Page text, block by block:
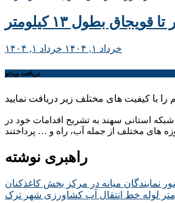
بطول ۱۳ کیلومتر
خرداد ۱, ۱۴۰۴ خرداد ۱, ۱۴۰۴
دریافت ویدئو
استانی سهند به تشریح اقدامات خود در
راهبری نوشته
نمایندگان میانه در مرکز بخش کاغذکنان